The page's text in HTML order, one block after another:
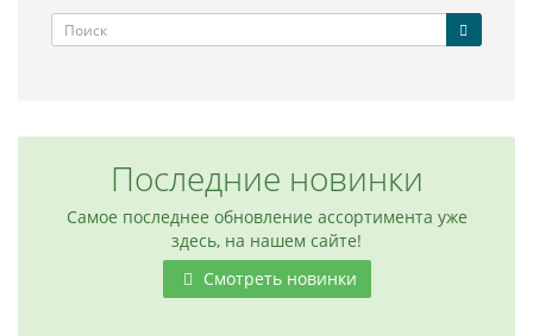
Последние новинки
Самое последнее обновление ассортимента уже
здесь, на нашем сайте!
Смотреть новинки